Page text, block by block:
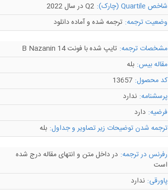
شاخص Quartile (چارک):
Q2 در سال 2022
وضعیت ترجمه: ترجمه شده و آماده دانلود
مشخصات ترجمه: تایپ شده با فونت B Nazanin 14
مقاله بیس: بله
کد محصول: 13657
پرسشنامه: ندارد
فرضیه: دارد
ترجمه شدن توضیحات زیر تصاویر و جداول: بله
رفرنس در ترجمه: در داخل متن و انتهای مقاله درج شده
است
پاورقی: ندارد